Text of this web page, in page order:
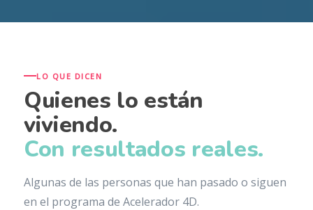
LO QUE DICEN
Quienes lo están
viviendo.
Con resultados reales.
Algunas de las personas que han pasado o siguen
en el programa de Acelerador 4D.